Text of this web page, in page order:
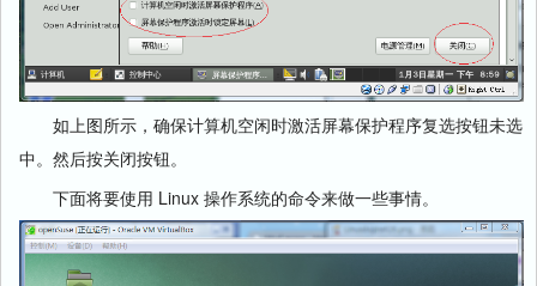
如上图所示，确保计算机空闲时激活屏幕保护程序复选按钮未选
中。然后按关闭按钮。
下面将要使用 Linux 操作系统的命令来做一些事情。